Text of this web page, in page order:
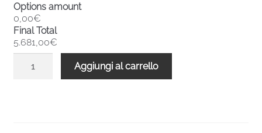
Options amount
0,00€
Final Total
5.681,00€
Aggiungi al carrello